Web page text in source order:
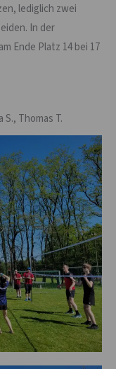
lediglich zwei
In der
Ende Platz 14 bei 17
S., Thomas T.